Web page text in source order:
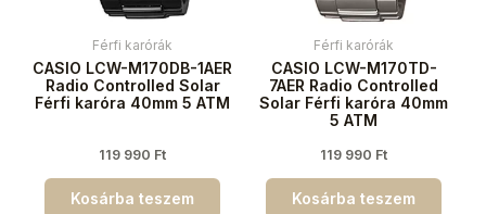
Férfi karórák
CASIO LCW-M170DB-1AER
Radio Controlled Solar
Férfi karóra 40mm 5 ATM
119 990 Ft
Kosárba teszem
Férfi karórák
CASIO LCW-M170TD-
7AER Radio Controlled
Solar Férfi karóra 40mm
5 ATM
119 990 Ft
Kosárba teszem